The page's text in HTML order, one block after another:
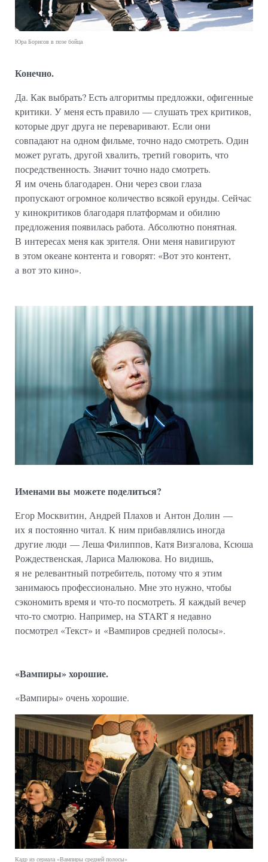
Юра Борисов в позе бойца
Конечно.
Да. Как выбрать? Есть алгоритмы предложки, офигенные
критики. У меня есть правило — слушать трех критиков,
которые друг друга не переваривают. Если они
совпадают на одном фильме, точно надо смотреть. Один
может ругать, другой хвалить, третий говорить, что
посредственность. Значит точно надо смотреть.
Я им очень благодарен. Они через свои глаза
пропускают огромное количество всякой ерунды. Сейчас
у кинокритиков благодаря платформам и обилию
предложения появилась работа. Абсолютно понятная.
В интересах меня как зрителя. Они меня навигируют
в этом океане контента и говорят: «Вот это контент,
а вот это кино».
Именами вы можете поделиться?
Егор Москвитин, Андрей Плахов и Антон Долин —
их я постоянно читал. К ним прибавлялись иногда
другие люди — Леша Филиппов, Катя Визгалова, Ксюша
Рождественская, Лариса Малюкова. Но видишь,
я не релевантный потребитель, потому что я этим
занимаюсь профессионально. Мне это нужно, чтобы
сэкономить время и что-то посмотреть. Я каждый вечер
что-то смотрю. Например, на START я недавно
посмотрел «Текст» и «Вампиров средней полосы».
«Вампиры» хорошие.
«Вампиры» очень хорошие.
Кадр из сериала «Вампиры средней полосы»